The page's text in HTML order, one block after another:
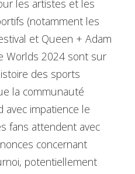
les artistes et les
(notamment les
et Queen + Adam
Worlds 2024 sont sur
des sports
la communauté
avec impatience le
fans attendent avec
concernant
potentiellement